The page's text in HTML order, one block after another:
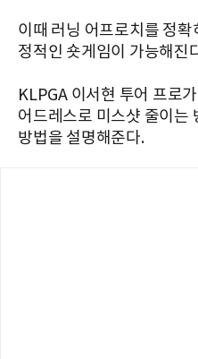
이때 러닝 어프로치를 정
정적인 숏게임이 가능해진
KLPGA 이서현 투어 프로
어드레스로 미스샷 줄이는
방법을 설명해준다.